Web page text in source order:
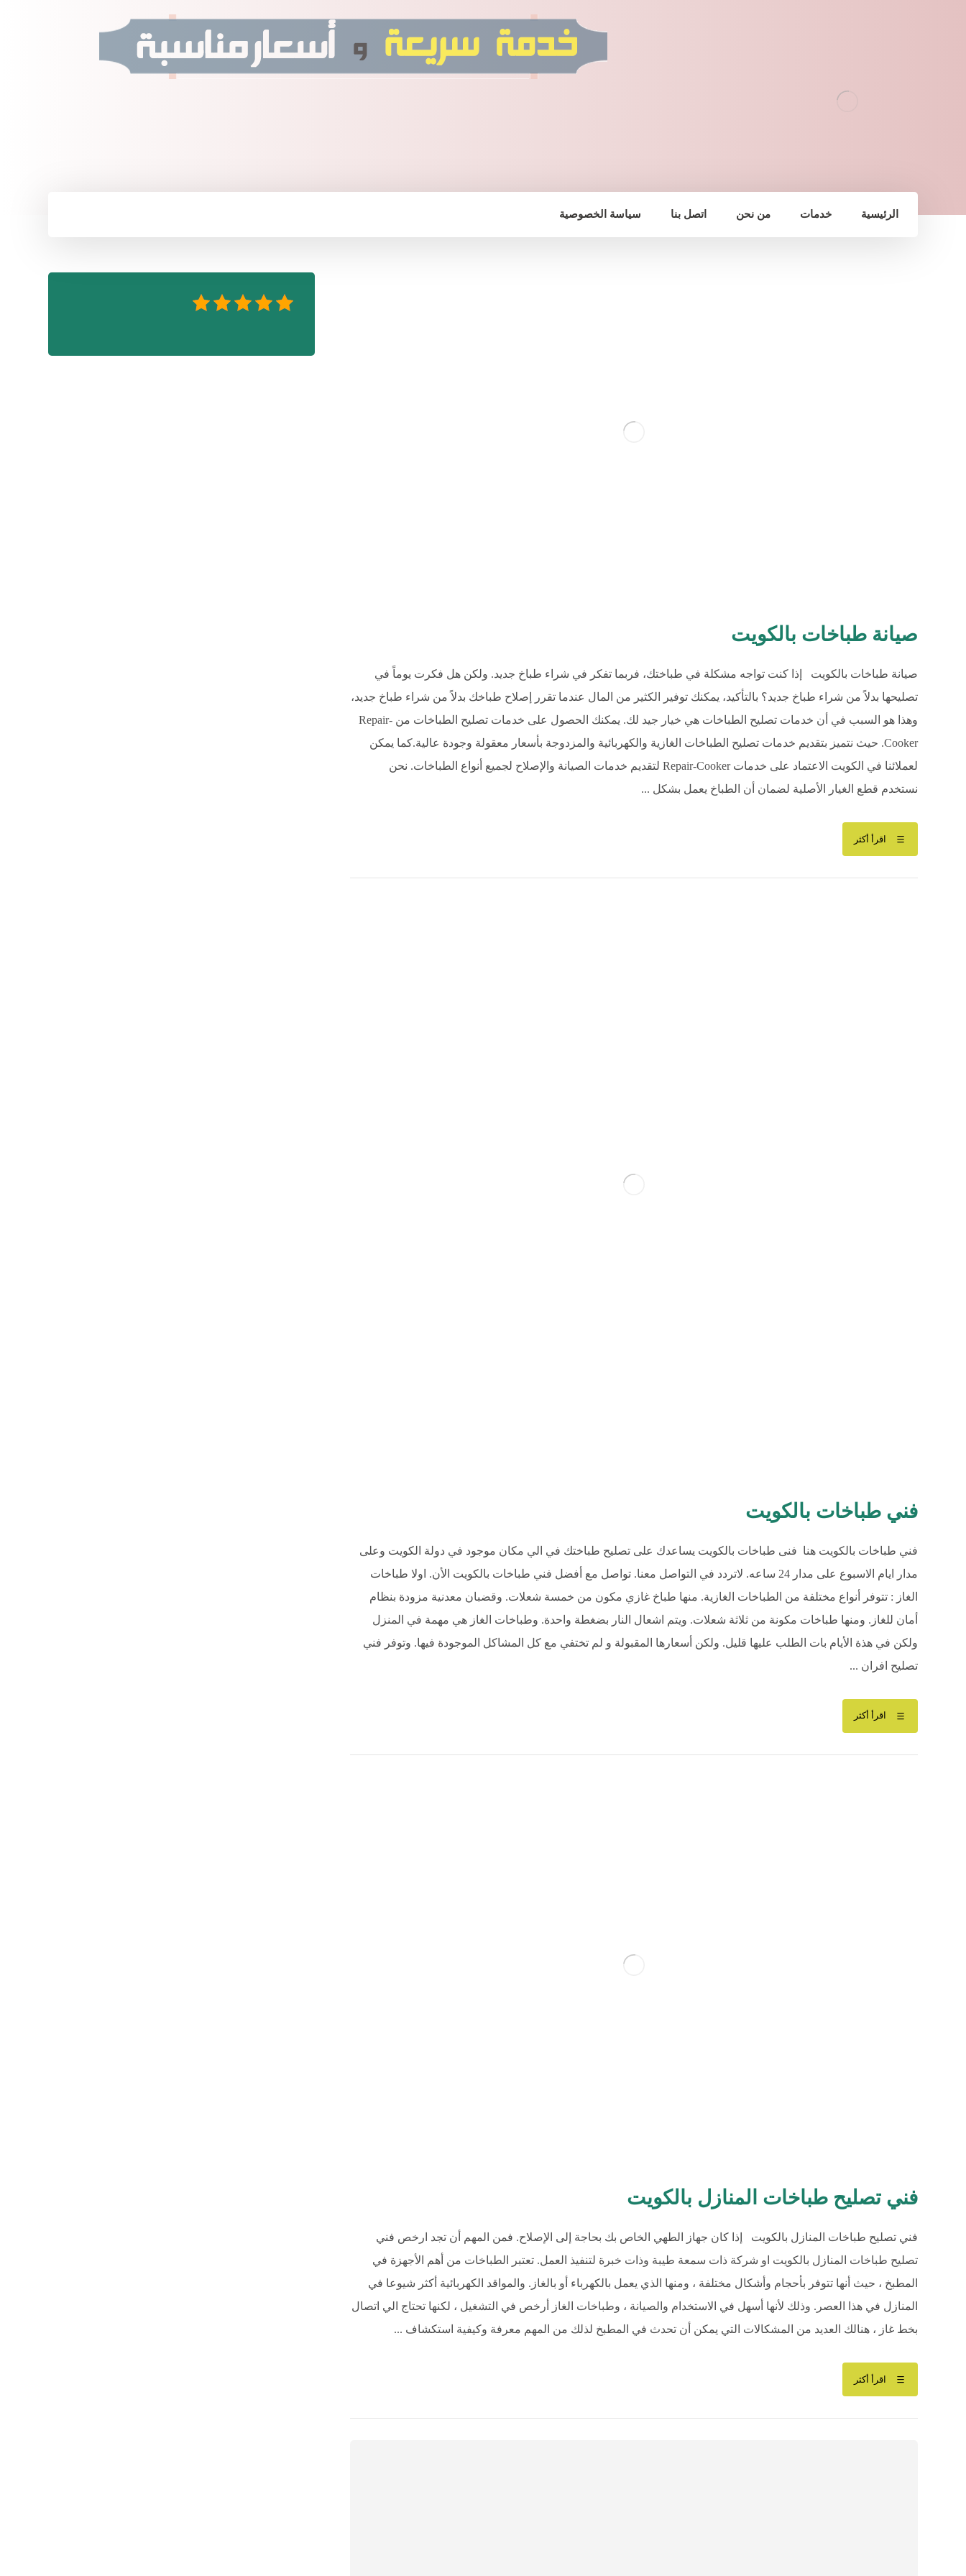
الرئيسية خدمات من نحن اتصل بنا سياسة الخصوصية
صيانة طباخات بالكويت
صيانة طباخات بالكويت إذا كنت تواجه مشكلة في طباختك، فربما تفكر في شراء طباخ جديد. ولكن هل فكرت يوماً في
تصليحها بدلاً من شراء طباخ جديد؟ بالتأكيد، يمكنك توفير الكثير من المال عندما تقرر إصلاح طباخك بدلاً من شراء طباخ جديد،
وهذا هو السبب في أن خدمات تصليح الطباخات هي خيار جيد لك. يمكنك الحصول على خدمات تصليح الطباخات من Repair-
Cooker. حيث نتميز بتقديم خدمات تصليح الطباخات الغازية والكهربائية والمزدوجة بأسعار معقولة وجودة عالية.كما يمكن
لعملائنا في الكويت الاعتماد على خدمات Repair-Cooker لتقديم خدمات الصيانة والإصلاح لجميع أنواع الطباخات. نحن
نستخدم قطع الغيار الأصلية لضمان أن الطباخ يعمل بشكل ...
اقرأ أكثر
فني طباخات بالكويت
فني طباخات بالكويت هنا فنى طباخات بالكويت يساعدك على تصليح طباختك في الي مكان موجود في دولة الكويت وعلى
مدار ايام الاسبوع على مدار 24 ساعه. لاتردد في التواصل معنا. تواصل مع أفضل فني طباخات بالكويت الأن. اولا طباخات
الغاز : تتوفر أنواع مختلفة من الطباخات الغازية. منها طباخ غازي مكون من خمسة شعلات. وقضبان معدنية مزودة بنظام
أمان للغاز. ومنها طباخات مكونة من ثلاثة شعلات. ويتم اشعال النار بضغطة واحدة. وطباخات الغاز هي مهمة في المنزل
ولكن في هذة الأيام بات الطلب عليها قليل. ولكن أسعارها المقبولة و لم تختفي مع كل المشاكل الموجودة فيها. وتوفر فني
تصليح افران ...
اقرأ أكثر
فني تصليح طباخات المنازل بالكويت
فني تصليح طباخات المنازل بالكويت إذا كان جهاز الطهي الخاص بك بحاجة إلى الإصلاح. فمن المهم أن تجد ارخص فني
تصليح طباخات المنازل بالكويت او شركة ذات سمعة طيبة وذات خبرة لتنفيذ العمل. تعتبر الطباخات من أهم الأجهزة في
المطبخ ، حيث أنها تتوفر بأحجام وأشكال مختلفة ، ومنها الذي يعمل بالكهرباء أو بالغاز. والمواقد الكهربائية أكثر شيوعا في
المنازل في هذا العصر. وذلك لأنها أسهل في الاستخدام والصيانة ، وطباخات الغاز أرخص في التشغيل ، لكنها تحتاج الي اتصال
بخط غاز ، هنالك العديد من المشكالات التي يمكن أن تحدث في المطبخ لذلك من المهم معرفة وكيفية استكشاف ...
اقرأ أكثر